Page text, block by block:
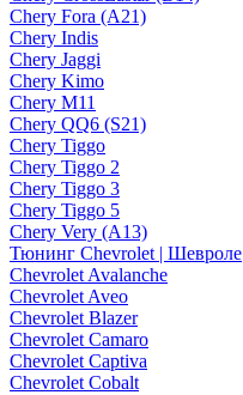
Chery Fora (A21)
Chery Indis
Chery Jaggi
Chery Kimo
Chery M11
Chery QQ6 (S21)
Chery Tiggo
Chery Tiggo 2
Chery Tiggo 3
Chery Tiggo 5
Chery Very (A13)
Тюнинг Chevrolet | Шевроле
Chevrolet Avalanche
Chevrolet Aveo
Chevrolet Blazer
Chevrolet Camaro
Chevrolet Captiva
Chevrolet Cobalt